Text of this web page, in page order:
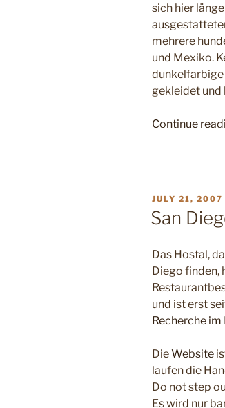
sich hier
mehrere
und Mexiko.
dunkelfarbige
gekleidet und
Continue
POSTED
ON
JULY 21, 2007
San
Das Hostal,
Diego finden,
und ist erst
Recherche
DieWebsite
laufen die
Do not step
Es wird nur